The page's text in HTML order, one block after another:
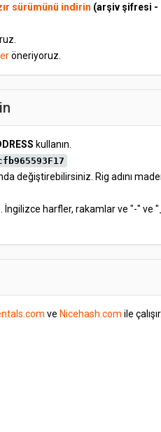
sürümünü indirin (arşiv şifresi -
öneriyoruz.
kullanın.
değiştirebilirsiniz. Rig adını
. İngilizce harfler, rakamlar ve "-" ve
ve Nicehash.com ile çalışır.